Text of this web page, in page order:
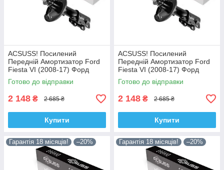
ACSUSS! Посилений
Передній Амортизатор Ford
Fiesta VI (2008-17) Форд
Фіеста VI. Лівий. 335829 ,
3348057 Корея!
Готово до відправки
2 148 ₴ 2 685 ₴
Купити
ACSUSS! Посилений
Передній Амортизатор Ford
Fiesta VI (2008-17) Форд
Фіеста VI. Правий. 335830 ,
3348056 Корея!
Готово до відправки
2 148 ₴ 2 685 ₴
Купити
Гарантія 18 місяців! –20% Гарантія 18 місяців! –20%